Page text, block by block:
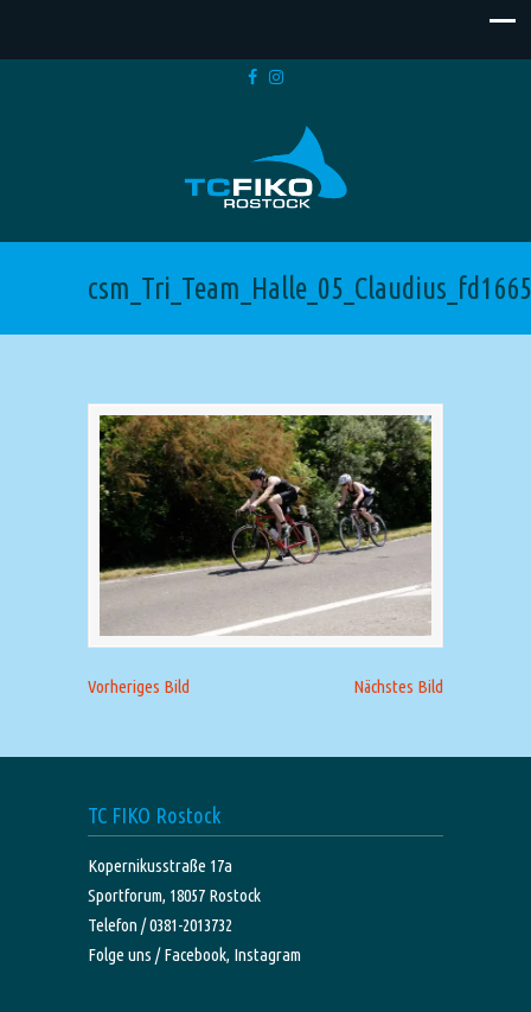
Vorheriges Bild Nächstes Bild
TC FIKO Rostock
Kopernikusstraße 17a
Sportforum, 18057 Rostock
Telefon / 0381-2013732
Folge uns /Facebook, Instagram